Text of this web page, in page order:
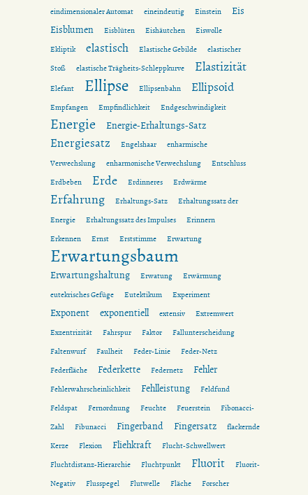
eindimensionaler Automat eineindeutig Einstein
Eis
Eisblumen
Eisblüten Eishäutchen
Eiswolle
Ekliptik
elastisch Elastische Gebilde
elastischer
Stoß
elastische Trägheits-Schleppkurve Elastizität
Elefant Ellipse Ellipsenbahn Ellipsoid
Empfangen Empfindlichkeit Endgeschwindigkeit
Energie Energie-Erhaltungs-Satz
Energiesatz Engelshaar
enharmische
Verwechslung
enharmonische Verwechslung
Entschluss
Erdbeben
Erde Erdinneres Erdwärme
Erfahrung Erhaltungs-Satz
Erhaltungssatz der
Energie
Erhaltungssatz des Impulses
Erinnern
Erkennen
Ernst Erststimme Erwartung
Erwartungsbaum
Erwartungshaltung Erwatung
Erwärmung
eutekrisches Gefüge
Eutektikum Experiment
Exponent exponentiell extensiv
Extremwert
Exzentrizität
Fahrspur Faktor
Fallunterscheidung
Faltenwurf
Faulheit Feder-Linie
Feder-Netz
Federfläche
Federkette Federnetz Fehler
Fehlerwahrscheinlichkeit Fehlleistung
Feldfund
Feldspat
Fernordnung Feuchte Feuerstein
Fibonacci-
Zahl
Fibunacci Fingerband Fingersatz
flackernde
Kerze
Flexion Fliehkraft
Flucht-Schwellwert
Fluchtdistanz-Hierarchie
Fluchtpunkt Fluorit
Fluorit-
Negativ
Flusspegel Flutwelle Fläche Forscher